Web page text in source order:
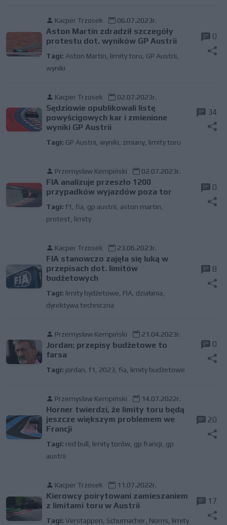
Kacper Trzosek 06.07.2023r.
Aston Martin zdradził szczegóły
protestu dot. wyników GP Austrii
Tagi: Aston Martin limity toru GP Austrii
wyniki
0
Kacper Trzosek 02.07.2023r.
Sędziowie opublikowali listę
powyścigowych kar i zmienione
wyniki GP Austrii
Tagi: GP Austrii wyniki zmiany, limity toru
34
Przemysław Kempiński 02.07.2023r.
FIA analizuje przeszło 1200
przypadków wyjazdów poza tor
Tagi: f1 fia gp austrii aston martin
protest limity
0
Kacper Trzosek 23.06.2023r.
FIA stanowczo zajęła się luką w
przepisach dot. limitów
budżetowych
Tagi: limity bydżetowe FIA działania
dyrektywa techniczna
8
Przemysław Kempiński 21.04.2023r.
Jordan: przepisy budżetowe to
farsa
Tagi: jordan f1 2023 fia limity budżetowe
0
Przemysław Kempiński 14.07.2022r.
Horner twierdzi, że limity toru będą
jeszcze większym problemem we
Francji
Tagi: red bull limity torów, gp francji gp
austrii
20
Kacper Trzosek 11.07.2022r.
Kierowcy poirytowani zamieszaniem
z limitami toru w Austrii
Tagi: Verstappen Schumacher Norris limity
17